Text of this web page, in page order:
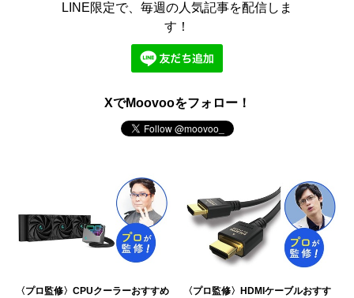
LINE限定で、毎週の人気記事を配信しま
す！
XでMoovooをフォロー！
〈プロ監修〉CPUクーラーおすすめ
〈プロ監修〉HDMIケーブルおすす